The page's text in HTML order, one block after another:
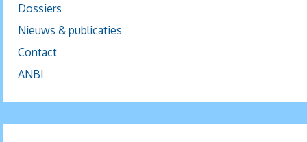
Dossiers
Nieuws & publicaties
Contact
ANBI